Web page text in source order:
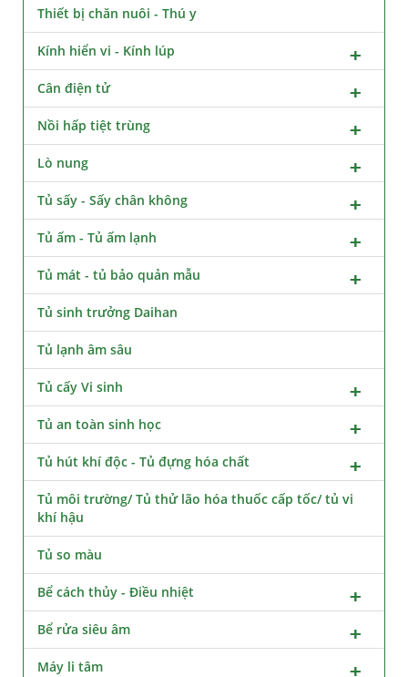
Thiết bị chăn nuôi - Thú y
Kính hiển vi - Kính lúp
Cân điện tử
Nồi hấp tiệt trùng
Lò nung
Tủ sấy - Sấy chân không
Tủ ấm - Tủ ấm lạnh
Tủ mát - tủ bảo quản mẫu
Tủ sinh trưởng Daihan
Tủ lạnh âm sâu
Tủ cấy Vi sinh
Tủ an toàn sinh học
Tủ hút khí độc - Tủ đựng hóa chất
Tủ môi trường/ Tủ thử lão hóa thuốc cấp tốc/ tủ vi
khí hậu
Tủ so màu
Bể cách thủy - Điều nhiệt
Bể rửa siêu âm
Máy li tâm